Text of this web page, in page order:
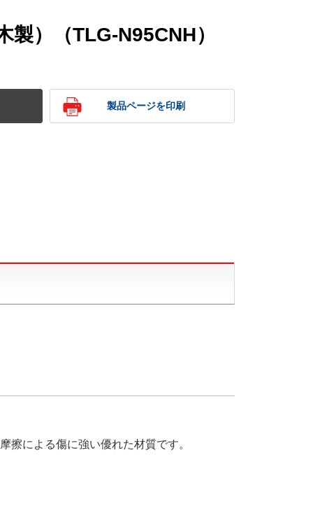
製）（TLG-N95CNH）
製品ページを印刷
擦による傷に強い優れた材質です。